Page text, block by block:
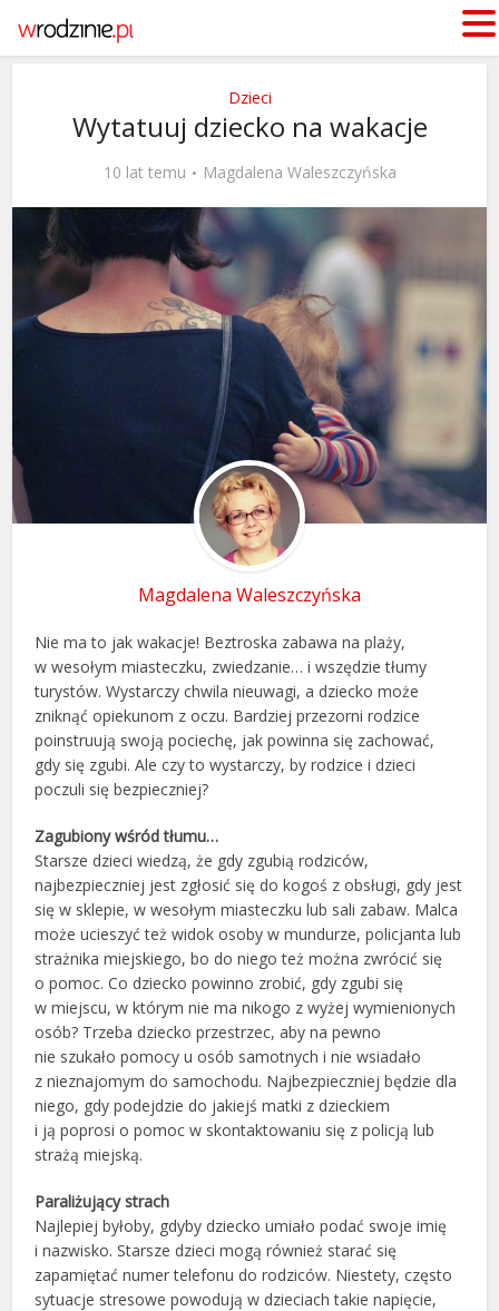
Dzieci
Wytatuuj dziecko na wakacje
10 lat temu Magdalena Waleszczyńska
Magdalena Waleszczyńska
Nie ma to jak wakacje! Beztroska zabawa na plaży,
w wesołym miasteczku, zwiedzanie… i wszędzie tłumy
turystów. Wystarczy chwila nieuwagi, a dziecko może
zniknąć opiekunom z oczu. Bardziej przezorni rodzice
poinstruują swoją pociechę, jak powinna się zachować,
gdy się zgubi. Ale czy to wystarczy, by rodzice i dzieci
poczuli się bezpieczniej?
Zagubiony wśród tłumu…
Starsze dzieci wiedzą, że gdy zgubią rodziców,
najbezpieczniej jest zgłosić się do kogoś z obsługi, gdy jest
się w sklepie, w wesołym miasteczku lub sali zabaw. Malca
może ucieszyć też widok osoby w mundurze, policjanta lub
strażnika miejskiego, bo do niego też można zwrócić się
o pomoc. Co dziecko powinno zrobić, gdy zgubi się
w miejscu, w którym nie ma nikogo z wyżej wymienionych
osób? Trzeba dziecko przestrzec, aby na pewno
nie szukało pomocy u osób samotnych i nie wsiadało
z nieznajomym do samochodu. Najbezpieczniej będzie dla
niego, gdy podejdzie do jakiejś matki z dzieckiem
i ją poprosi o pomoc w skontaktowaniu się z policją lub
strażą miejską.
Paraliżujący strach
Najlepiej byłoby, gdyby dziecko umiało podać swoje imię
i nazwisko. Starsze dzieci mogą również starać się
zapamiętać numer telefonu do rodziców. Niestety, często
sytuacje stresowe powodują w dzieciach takie napięcie,